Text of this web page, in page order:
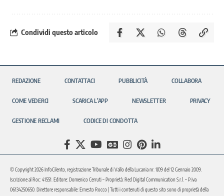
Condividi questo articolo
REDAZIONE CONTATTACI PUBBLICITÀ COLLABORA
COME VEDERCI SCARICA L’APP NEWSLETTER PRIVACY
GESTIONE RECLAMI CODICE DI CONDOTTA
© Copyright 2026 InfoCilento, registrazione Tribunale di Vallo della Lucania nr. 1/09 del 12 Gennaio 2009.
Iscrizione al Roc: 41551. Editore: Domenico Cerruti – Proprietà: Red Digital Communication S.r.l. – P.iva
06134250650. Direttore responsabile: Ernesto Rocco | Tutti i contenuti di questo sito sono di proprietà della